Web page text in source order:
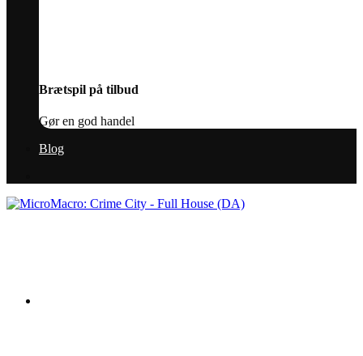
Brætspil på tilbud
Gør en god handel
Blog